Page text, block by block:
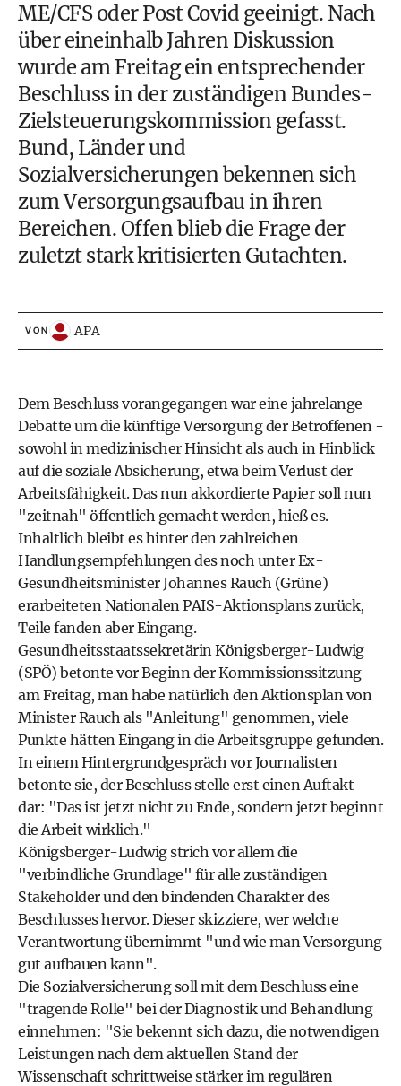
ME/CFS oder Post Covid geeinigt. Nach
über eineinhalb Jahren Diskussion
wurde am Freitag ein entsprechender
Beschluss in der zuständigen Bundes-
Zielsteuerungskommission gefasst.
Bund, Länder und
Sozialversicherungen bekennen sich
zum Versorgungsaufbau in ihren
Bereichen. Offen blieb die Frage der
zuletzt stark kritisierten Gutachten.
VON APA
Dem Beschluss vorangegangen war eine jahrelange
Debatte um die künftige Versorgung der Betroffenen -
sowohl in medizinischer Hinsicht als auch in Hinblick
auf die soziale Absicherung, etwa beim Verlust der
Arbeitsfähigkeit. Das nun akkordierte Papier soll nun
"zeitnah" öffentlich gemacht werden, hieß es.
Inhaltlich bleibt es hinter den zahlreichen
Handlungsempfehlungen des noch unter Ex-
Gesundheitsminister Johannes Rauch (Grüne)
erarbeiteten Nationalen PAIS-Aktionsplans zurück,
Teile fanden aber Eingang.
Gesundheitsstaatssekretärin Königsberger-Ludwig
(SPÖ) betonte vor Beginn der Kommissionssitzung
am Freitag, man habe natürlich den Aktionsplan von
Minister Rauch als "Anleitung" genommen, viele
Punkte hätten Eingang in die Arbeitsgruppe gefunden.
In einem Hintergrundgespräch vor Journalisten
betonte sie, der Beschluss stelle erst einen Auftakt
dar: "Das ist jetzt nicht zu Ende, sondern jetzt beginnt
die Arbeit wirklich."
Königsberger-Ludwig strich vor allem die
"verbindliche Grundlage" für alle zuständigen
Stakeholder und den bindenden Charakter des
Beschlusses hervor. Dieser skizziere, wer welche
Verantwortung übernimmt "und wie man Versorgung
gut aufbauen kann".
Die Sozialversicherung soll mit dem Beschluss eine
"tragende Rolle" bei der Diagnostik und Behandlung
einnehmen: "Sie bekennt sich dazu, die notwendigen
Leistungen nach dem aktuellen Stand der
Wissenschaft schrittweise stärker im regulären